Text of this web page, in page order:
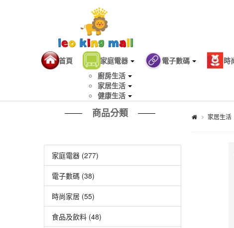
首頁
家庭電器
廚房生活
家居生活
健康生活
電子數碼 時
商品分類
家庭電器 (277)
電子數碼 (38)
時尚家居 (55)
食品及飲料 (48)
家居生活